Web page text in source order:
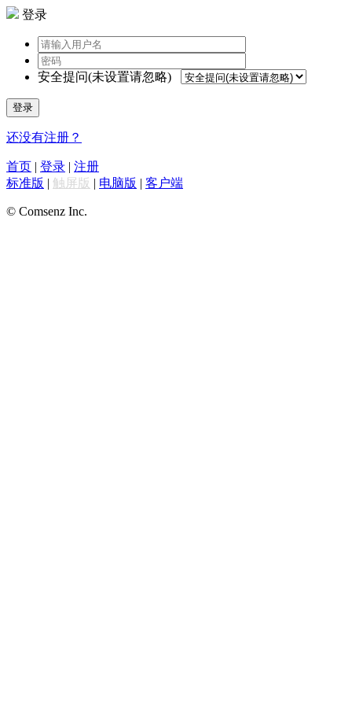
登录
安全提问(未设置请忽略)
登录
还没有注册？
首页 | 登录 | 注册
标准版 | 触屏版 | 电脑版 | 客户端
© Comsenz Inc.